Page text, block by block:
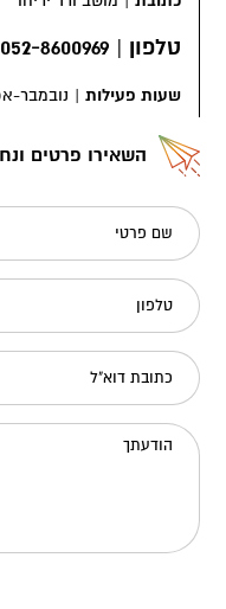
טלפון |
052-8600969 / 052-2636128
שעות פעילות | נובמבר-
השאירו פרטים
שם פרטי
טלפון
כתובת דוא"ל
הודעתך